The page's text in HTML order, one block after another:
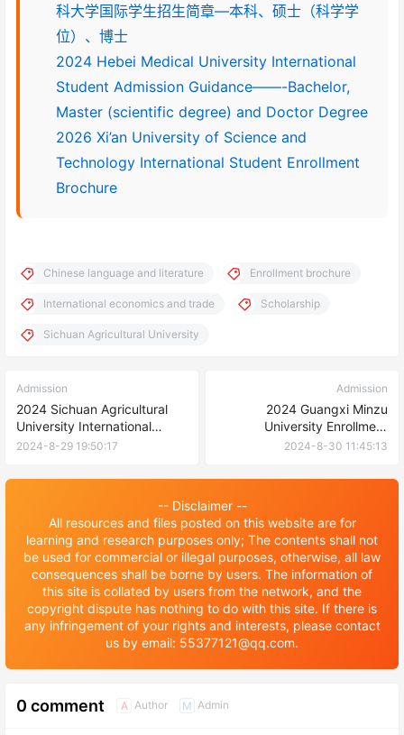
科大学国际学生招生简章—本科、硕士（科学学
位）、博士
2024 Hebei Medical University International
Student Admission Guidance——-Bachelor,
Master (scientific degree) and Doctor Degree
2026 Xi’an University of Science and
Technology International Student Enrollment
Brochure
Chinese language and literature Enrollment brochure
International economics and trade Scholarship
Sichuan Agricultural University
Admission
2024 Sichuan Agricultural
University International
students postgraduate
年四川农业大学国际学生硕士
2024-8-29 19:50:17
Admission
2024 Guangxi Minzu
University Enrollment
Prospectus for International
2024年广西民族大学国际学生
2024-8-30 11:45:13
-- Disclaimer --
All resources and files posted on this website are for
learning and research purposes only; The contents shall not
be used for commercial or illegal purposes, otherwise, all law
consequences shall be borne by users. The information of
this site is collated by users from the network, and the
copyright dispute has nothing to do with this site. If there is
any infringement of your rights and interests, please contact
us by email: 55377121@qq.com.
0 comment A Author M Admin